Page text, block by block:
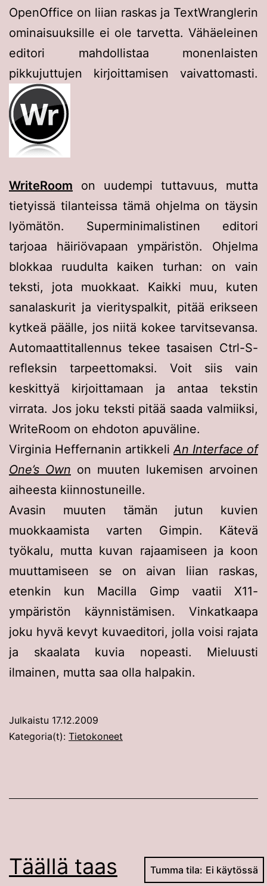
OpenOffice on liian raskas ja TextWranglerin
ominaisuuksille ei ole tarvetta. Vähäeleinen
editori mahdollistaa monenlaisten
pikkujuttujen kirjoittamisen vaivattomasti.
WriteRoom on uudempi tuttavuus, mutta
tietyissä tilanteissa tämä ohjelma on täysin
lyömätön. Superminimalistinen editori
tarjoaa häiriövapaan ympäristön. Ohjelma
blokkaa ruudulta kaiken turhan: on vain
teksti, jota muokkaat. Kaikki muu, kuten
sanalaskurit ja vierityspalkit, pitää erikseen
kytkeä päälle, jos niitä kokee tarvitsevansa.
Automaattitallennus tekee tasaisen Ctrl-S-
refleksin tarpeettomaksi. Voit siis vain
keskittyä kirjoittamaan ja antaa tekstin
virrata. Jos joku teksti pitää saada valmiiksi,
WriteRoom on ehdoton apuväline.
Virginia Heffernanin artikkeli An Interface of
One’s Own on muuten lukemisen arvoinen
aiheesta kiinnostuneille.
Avasin muuten tämän jutun kuvien
muokkaamista varten Gimpin. Kätevä
työkalu, mutta kuvan rajaamiseen ja koon
muuttamiseen se on aivan liian raskas,
etenkin kun Macilla Gimp vaatii X11-
ympäristön käynnistämisen. Vinkatkaapa
joku hyvä kevyt kuvaeditori, jolla voisi rajata
ja skaalata kuvia nopeasti. Mieluusti
ilmainen, mutta saa olla halpakin.
Julkaistu 17.12.2009
Kategoria(t): Tietokoneet
Täällä taas Tumma tila: